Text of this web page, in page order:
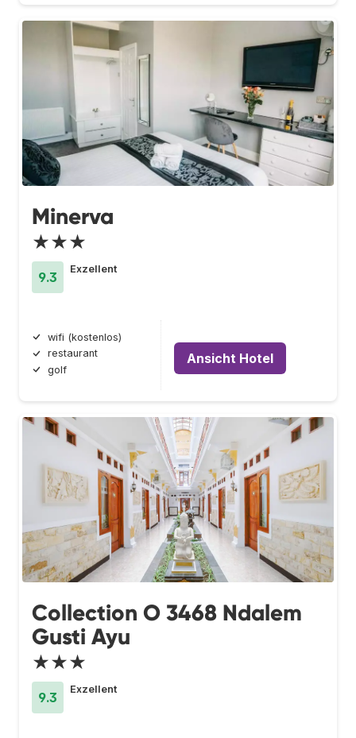
Minerva
★★★
9.3
Exzellent
wifi (kostenlos)
restaurant
golf
Ansicht Hotel
Collection O 3468 Ndalem
Gusti Ayu
★★★
9.3
Exzellent